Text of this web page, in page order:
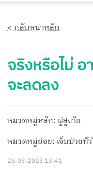
< กลับหน้าหลัก
จริงหรือไม่
จะลดลง
หมวดหมู่หลัก: ผู้สูงวัย
หมวดหมู่ย่อย: เจ็บป่วยทั่ว
26-03-2023 13:41